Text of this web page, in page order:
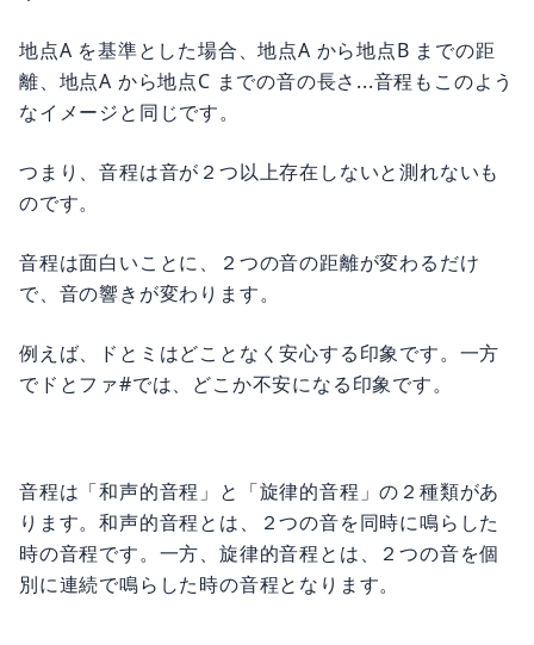
地点A を基準とした場合、地点A から地点B までの距
離、地点A から地点C までの音の長さ...音程もこのよう
なイメージと同じです。
つまり、音程は音が２つ以上存在しないと測れないも
のです。
音程は面白いことに、２つの音の距離が変わるだけ
で、音の響きが変わります。
例えば、ドとミはどことなく安心する印象です。一方
でドとファ#では、どこか不安になる印象です。
音程は「和声的音程」と「旋律的音程」の２種類があ
ります。和声的音程とは、２つの音を同時に鳴らした
時の音程です。一方、旋律的音程とは、２つの音を個
別に連続で鳴らした時の音程となります。